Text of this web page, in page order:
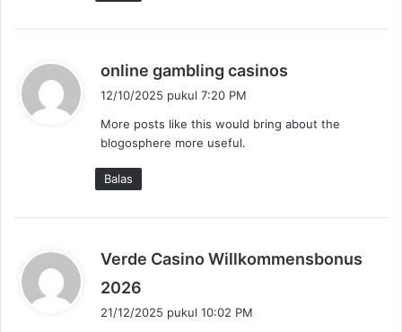
online gambling casinos
k
12/10/2025 pukul 7:20 PM
More posts like this would bring about the
blogosphere more useful.
Balas
Verde Casino Willkommensbonus
2026
21/12/2025 pukul 10:02 PM